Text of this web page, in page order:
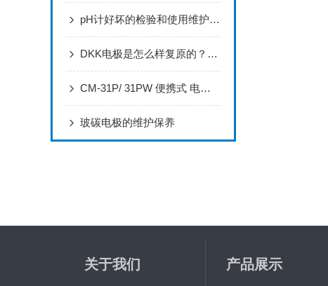
pH计好坏的检验和使用维护要点
DKK电极是怎么样复原的？正确浸泡DKK电极的方法
CM-31P/ 31PW 便携式 电导率分析仪 简易操作指南
玻碳电极的维护保养
关于我们 产品展示